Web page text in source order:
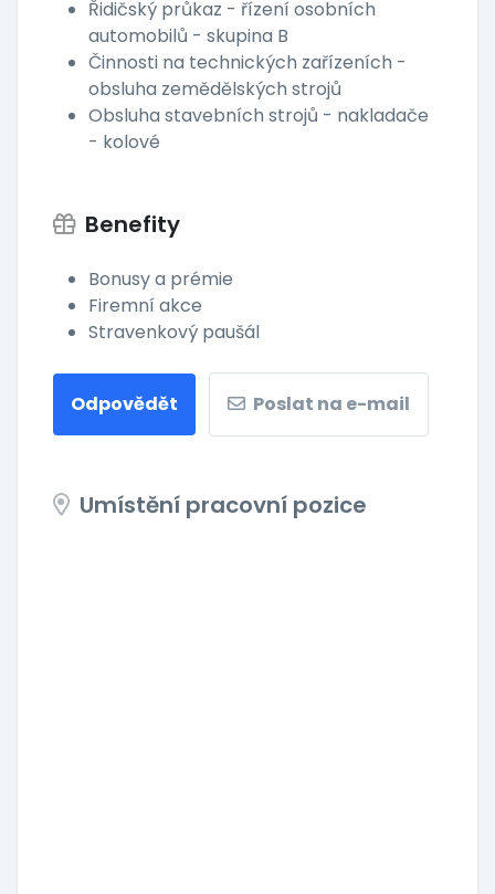
Řidičský průkaz - řízení osobních
automobilů - skupina B
Činnosti na technických zařízeních -
obsluha zemědělských strojů
Obsluha stavebních strojů - nakladače
- kolové
Benefity
Bonusy a prémie
Firemní akce
Stravenkový paušál
Odpovědět Poslat na e-mail
Umístění pracovní pozice